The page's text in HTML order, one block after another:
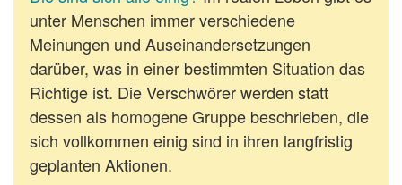
unter Menschen immer verschiedene
Meinungen und Auseinandersetzungen
darüber, was in einer bestimmten Situation das
Richtige ist. Die Verschwörer werden statt
dessen als homogene Gruppe beschrieben, die
sich vollkommen einig sind in ihren langfristig
geplanten Aktionen.